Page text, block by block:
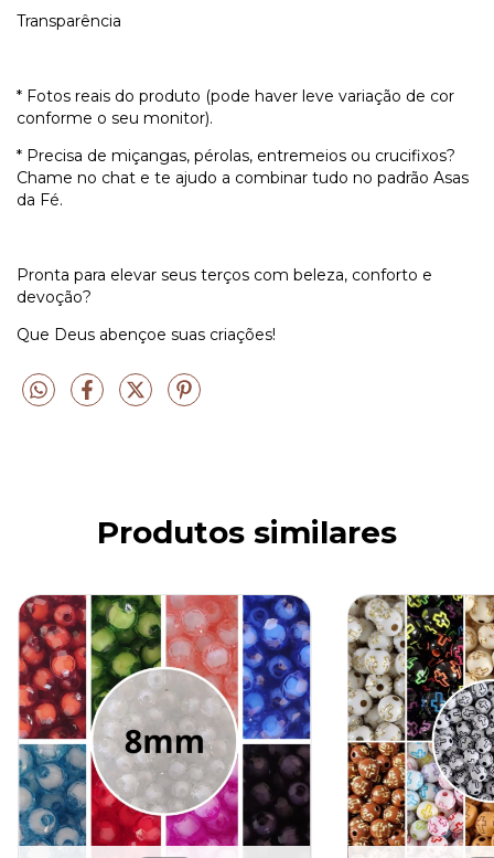
Transparência
* Fotos reais do produto (pode haver leve variação de cor
conforme o seu monitor).
* Precisa de miçangas, pérolas, entremeios ou crucifixos?
Chame no chat e te ajudo a combinar tudo no padrão Asas
da Fé.
Pronta para elevar seus terços com beleza, conforto e
devoção?
Que Deus abençoe suas criações!
Produtos similares